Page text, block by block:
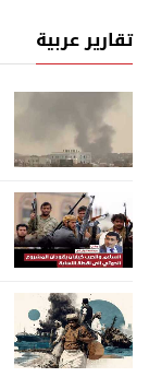
تقارير عربية